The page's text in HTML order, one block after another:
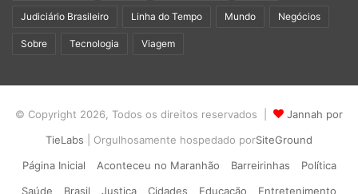
Judiciário Brasileiro Linha do Tempo Mundo Negócios
Sobre Tecnologia Viagem
© Copyright 2026, Todos os direitos reservados |
Jannah por
TieLabs | Orgulhosamente hospedado porSiteGround
Página Inicial
Aconteceu no Maranhão Barreirinhas
Política
Saúde
Brasil Justiça Cidades Educação Entretenimento